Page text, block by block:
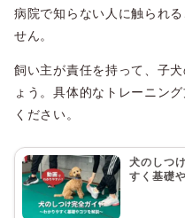
病院で知らない人に触られ
せん。
飼い主が責任を持って、子
ょう。具体的なトレーニン
ください。
犬のしつ
すく基礎